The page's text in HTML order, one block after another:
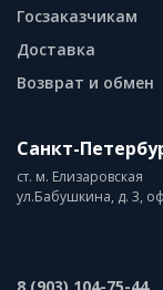
Госзаказчикам
Доставка
Возврат и обмен
Санкт-
ст. м. Елизаровская
ул.Бабушкина, д. 3,